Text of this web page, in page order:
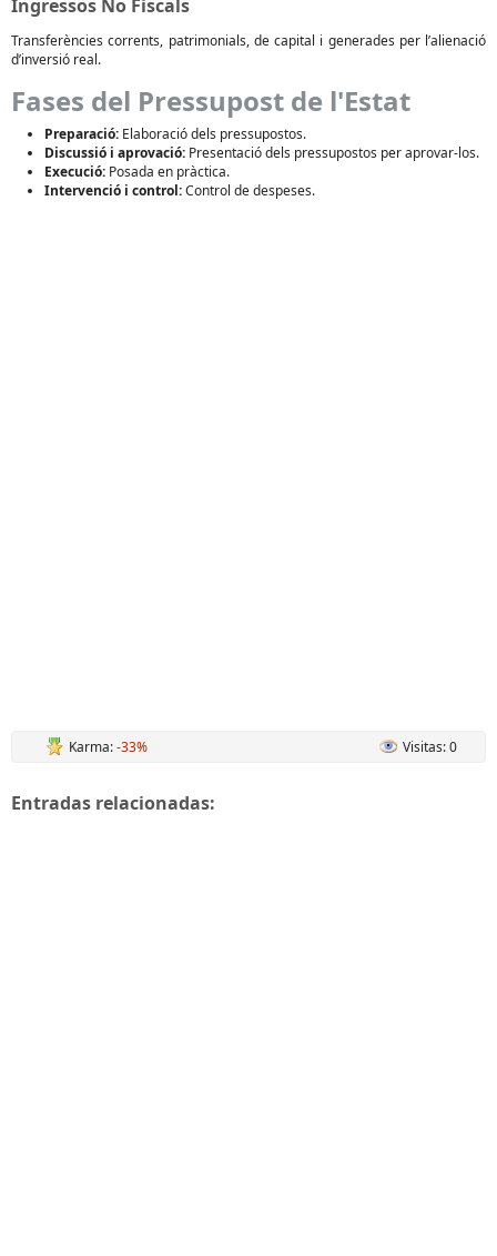
Ingressos No Fiscals
Transferències corrents, patrimonials, de capital i generades per l’alienació
d’inversió real.
Fases del Pressupost de l'Estat
Preparació: Elaboració dels pressupostos.
Discussió i aprovació: Presentació dels pressupostos per aprovar-los.
Execució: Posada en pràctica.
Intervenció i control:Control de despeses.
Karma:-33% Visitas: 0
Entradas relacionadas: